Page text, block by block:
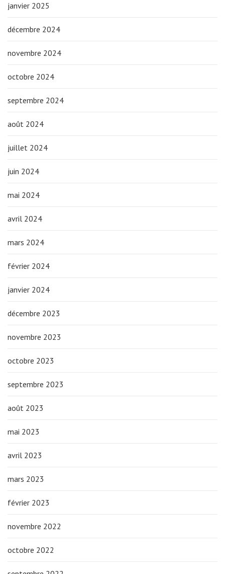
janvier 2025
décembre 2024
novembre 2024
octobre 2024
septembre 2024
août 2024
juillet 2024
juin 2024
mai 2024
avril 2024
mars 2024
février 2024
janvier 2024
décembre 2023
novembre 2023
octobre 2023
septembre 2023
août 2023
mai 2023
avril 2023
mars 2023
février 2023
novembre 2022
octobre 2022